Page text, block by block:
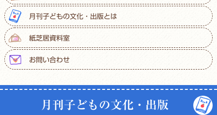
月刊子どもの文化・出版とは
紙芝居資料室
お問い合わせ
月刊子どもの文化・出版